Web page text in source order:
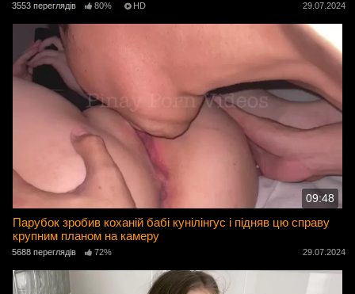
3553 переглядів 80% HD 29.07.2024
09:48
Парубок зробив коханій бабі кунілінгус і підняв цю справу
крупним планом на камеру
5688 переглядів 72% 29.07.2024